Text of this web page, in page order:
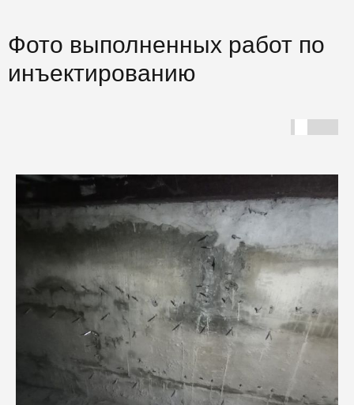
Фото выполненных работ по
инъектированию